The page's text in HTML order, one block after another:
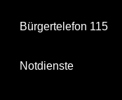
Bürgertelefon 115
Notdienste